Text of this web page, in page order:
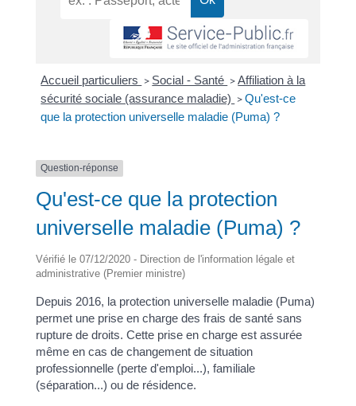
Accueil particuliers > Social - Santé >Affiliation à la
sécurité sociale (assurance maladie) >Qu'est-ce
que la protection universelle maladie (Puma) ?
Question-réponse
Qu'est-ce que la protection
universelle maladie (Puma) ?
Vérifié le 07/12/2020 - Direction de l'information légale et
administrative (Premier ministre)
Depuis 2016, la protection universelle maladie (Puma)
permet une prise en charge des frais de santé sans
rupture de droits. Cette prise en charge est assurée
même en cas de changement de situation
professionnelle (perte d'emploi...), familiale
(séparation...) ou de résidence.